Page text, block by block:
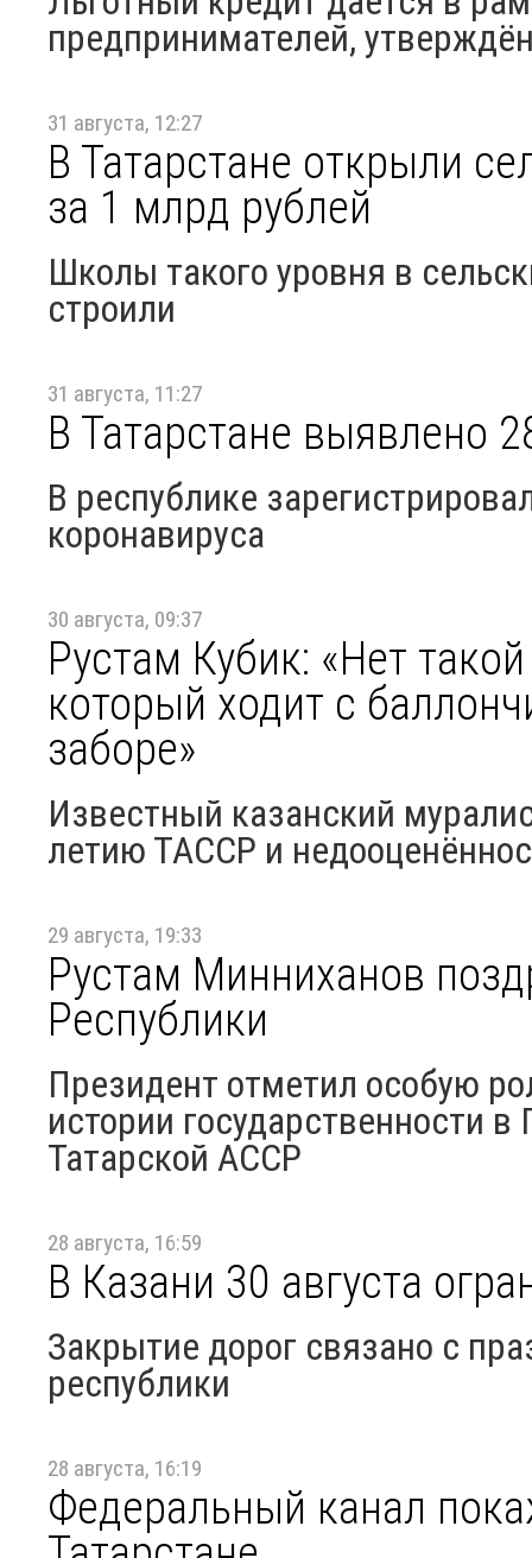
предпринимателей,
31 августа, 12:27
В Татарстане открыли
за 1 млрд рублей
Школы такого уровня в
строили
31 августа, 11:27
В Татарстане выявлено
В республике
коронавируса
30 августа, 09:37
Рустам Кубик: «Нет
который ходит с
заборе»
Известный казанский
летию ТАССР и
29 августа, 19:33
Рустам Минниханов
Республики
Президент отметил особую
истории государственности
Татарской АССР
28 августа, 16:59
В Казани 30 августа
Закрытие дорог связано с
республики
28 августа, 16:19
Федеральный канал